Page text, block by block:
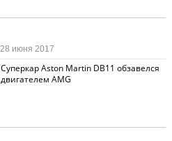
Суперкар Aston Martin DB11 обзавелся
двигателем AMG
28 июня 2017